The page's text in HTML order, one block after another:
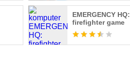
EMERGENCY HQ:
firefighter game